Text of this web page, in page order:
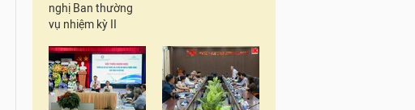
nghị Ban thường
vụ nhiệm kỳ II